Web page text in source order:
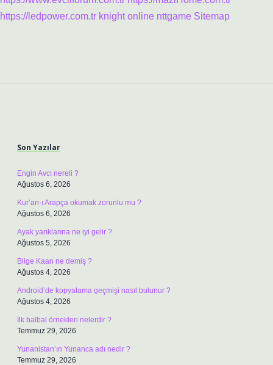
https://ledpower.com.tr knight online nttgame Sitemap
Son Yazılar
Engin Avcı nereli ?
Ağustos 6, 2026
Kur’an-ı Arapça okumak zorunlu mu ?
Ağustos 6, 2026
Ayak yarıklarına ne iyi gelir ?
Ağustos 5, 2026
Bilge Kaan ne demiş ?
Ağustos 4, 2026
Android’de kopyalama geçmişi nasıl bulunur ?
Ağustos 4, 2026
İlk balbal örnekleri nelerdir ?
Temmuz 29, 2026
Yunanistan’ın Yunanca adı nedir ?
Temmuz 29, 2026